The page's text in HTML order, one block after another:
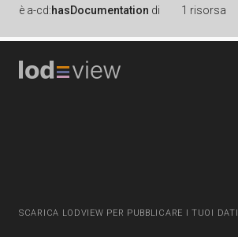
è a-cd:hasDocumentation di 1 risorsa
SCARICA LODVIEW PER PUBBLICARE I TUOI DATI